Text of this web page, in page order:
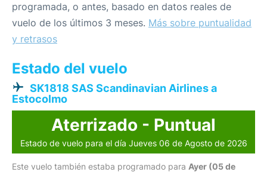
programada, o antes, basado en datos reales de
vuelo de los últimos 3 meses. Más sobre puntualidad
y retrasos
Estado del vuelo
SK1818 SAS Scandinavian Airlines a
Estocolmo
Aterrizado - Puntual
Estado de vuelo para el día Jueves 06 de Agosto de 2026
Este vuelo también estaba programado para Ayer (05 de